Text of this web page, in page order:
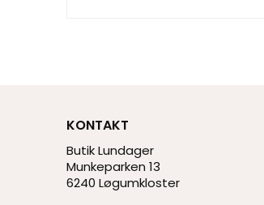
KONTAKT
Butik Lundager
Munkeparken 13
6240 Løgumkloster